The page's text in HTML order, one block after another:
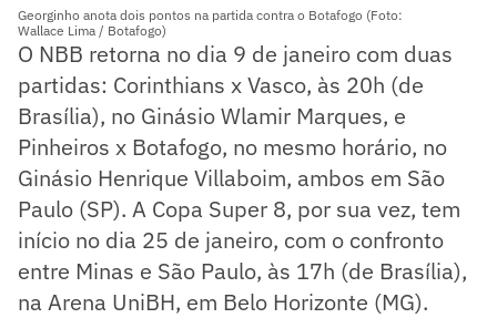
Georginho anota dois pontos na partida contra o Botafogo (Foto:
Wallace Lima / Botafogo)
O NBB retorna no dia 9 de janeiro com duas
partidas: Corinthians x Vasco, às 20h (de
Brasília), no Ginásio Wlamir Marques, e
Pinheiros x Botafogo, no mesmo horário, no
Ginásio Henrique Villaboim, ambos em São
Paulo (SP). A Copa Super 8, por sua vez, tem
início no dia 25 de janeiro, com o confronto
entre Minas e São Paulo, às 17h (de Brasília),
na Arena UniBH, em Belo Horizonte (MG).